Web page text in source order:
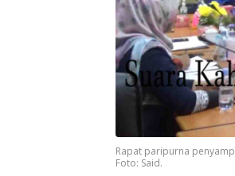
Rapat paripurna
Foto: Said.